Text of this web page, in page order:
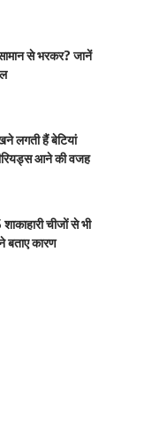
से भरकर? जानें
लगती हैं बेटियां
आने की वजह
चीजों से भी
बताए कारण